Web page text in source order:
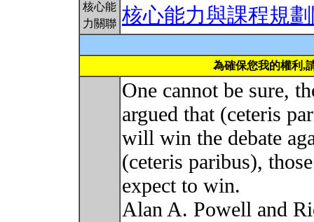
核心能
力關聯 核心能力與課程規
為確保您我的權利,
One cannot be sure,
argued that (ceteris
will win the debate
(ceteris paribus),
expect to win.
Alan A. Powell and